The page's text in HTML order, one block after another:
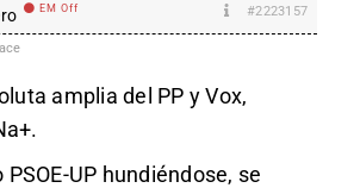
EM Off #2223157
amplia del PP y Vox,
UP hundiéndose, se